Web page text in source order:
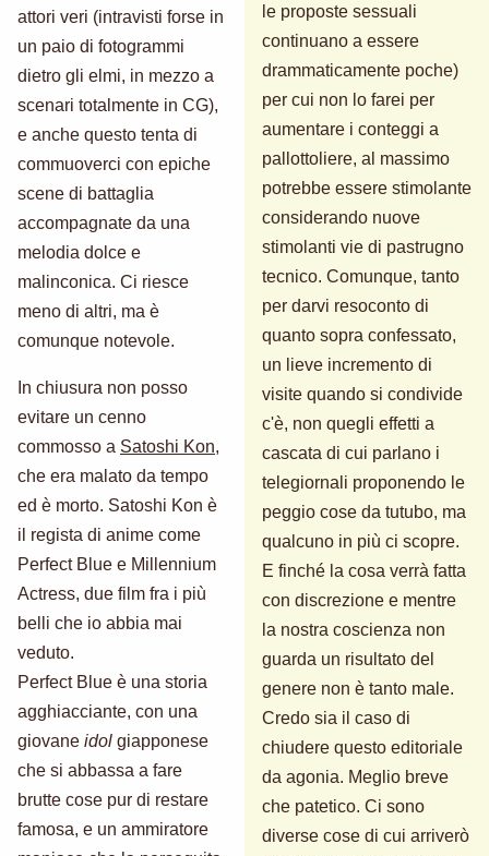
attori veri (intravisti forse in
un paio di fotogrammi
dietro gli elmi, in mezzo a
scenari totalmente in CG),
e anche questo tenta di
commuoverci con epiche
scene di battaglia
accompagnate da una
melodia dolce e
malinconica. Ci riesce
meno di altri, ma è
comunque notevole.
In chiusura non posso
evitare un cenno
commosso a Satoshi Kon,
che era malato da tempo
ed è morto. Satoshi Kon è
il regista di anime come
Perfect Blue e Millennium
Actress, due film fra i più
belli che io abbia mai
veduto.
Perfect Blue è una storia
agghiacciante, con una
giovane idol giapponese
che si abbassa a fare
brutte cose pur di restare
famosa, e un ammiratore
le proposte sessuali
continuano a essere
drammaticamente poche)
per cui non lo farei per
aumentare i conteggi a
pallottoliere, al massimo
potrebbe essere stimolante
considerando nuove
stimolanti vie di pastrugno
tecnico. Comunque, tanto
per darvi resoconto di
quanto sopra confessato,
un lieve incremento di
visite quando si condivide
c'è, non quegli effetti a
cascata di cui parlano i
telegiornali proponendo le
peggio cose da tutubo, ma
qualcuno in più ci scopre.
E finché la cosa verrà fatta
con discrezione e mentre
la nostra coscienza non
guarda un risultato del
genere non è tanto male.
Credo sia il caso di
chiudere questo editoriale
da agonia. Meglio breve
che patetico. Ci sono
diverse cose di cui arriverò